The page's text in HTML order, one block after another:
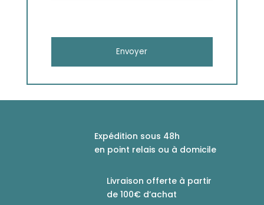
Expédition sous 48h
en point relais ou à domicile
Livraison offerte à partir
de 100€ d’achat